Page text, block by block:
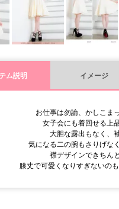
ム説明 イメージ
お仕事は勿論、かしこま
女子会にも着回せる上
大胆な露出もなく、
気になる二の腕もさりげな
襟デザインできちん
膝丈で可愛くなりすぎないの